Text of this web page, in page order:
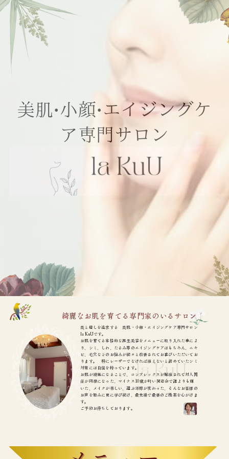
美肌•小顔•エイジングケ
ア専門サロン
美と癒しを追求する 美肌・小顔・エイジングケア専門サロン
la KuUです。
お肌を育てる本格的な再生美容をメニューに取り入れた事によ
り、シミ、しわ、たるみ等のエイジングケアはもちろん、ニキ
ビ、毛穴などのお悩みが続々と改善されてお喜びいただいてお
ります。 特にレーザーでなければ消えないと諦めていたシミ
対策には自信を持っています。
お肌が綺麗になることで、コンプレックスが解消されて対人関
係が円滑になった、マイナス10歳が叶い同窓会で誰よりも輝
いた、メイクが楽しい、選ぶ洋服が変わった、そんなお客様の
お声を励みに更に学び続け、最先端で最善のご提案を心がけま
す。
ご予約お待ちしております。
綺麗なお肌を育てる専門家のいるサロン